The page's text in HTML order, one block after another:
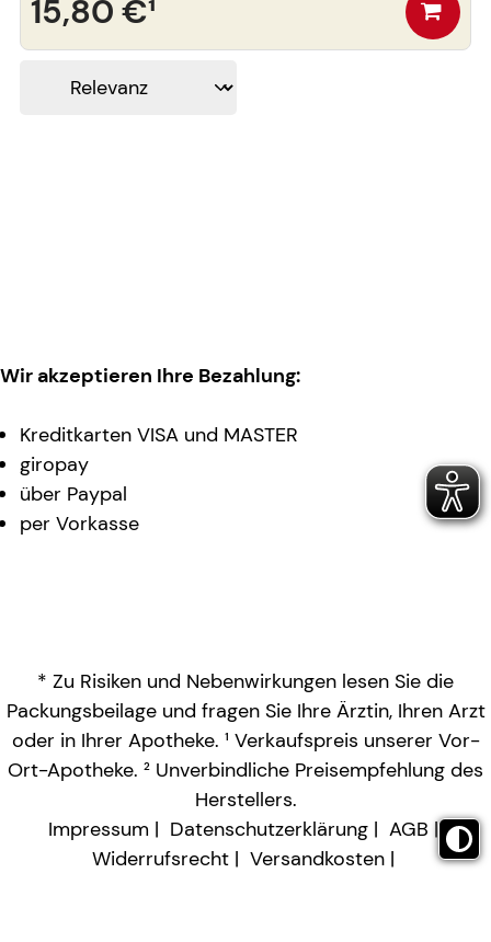
15,80 €¹
Wir akzeptieren Ihre Bezahlung:
Kreditkarten VISA und MASTER
giropay
über Paypal
per Vorkasse
* Zu Risiken und Nebenwirkungen lesen Sie die
Packungsbeilage und fragen Sie Ihre Ärztin, Ihren Arzt
oder in Ihrer Apotheke. ¹ Verkaufspreis unserer Vor-
Ort-Apotheke. ² Unverbindliche Preisempfehlung des
Herstellers.
Impressum
Datenschutzerklärung
AGB
Widerrufsrecht
Versandkosten